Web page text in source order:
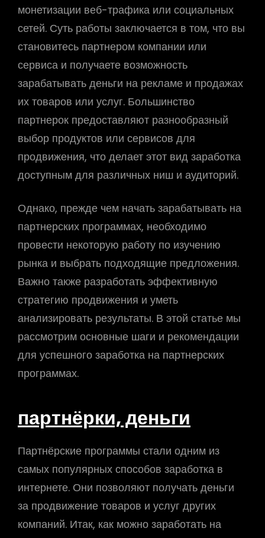
монетизации веб-трафика или социальных
сетей. Суть работы заключается в том, что вы
становитесь партнером компании или
сервиса и получаете возможность
зарабатывать деньги на рекламе и продажах
их товаров или услуг. Большинство
партнерок предоставляют разнообразный
выбор продуктов или сервисов для
продвижения, что делает этот вид заработка
доступным для различных ниш и аудиторий.
Однако, прежде чем начать зарабатывать на
партнерских программах, необходимо
провести некоторую работу по изучению
рынка и выбрать подходящие предложения.
Важно также разработать эффективную
стратегию продвижения и уметь
анализировать результаты. В этой статье мы
рассмотрим основные шаги и рекомендации
для успешного заработка на партнерских
программах.
партнёрки, деньги
Партнёрские программы стали одним из
самых популярных способов заработка в
интернете. Они позволяют получать деньги
за продвижение товаров и услуг других
компаний. Итак, как можно заработать на